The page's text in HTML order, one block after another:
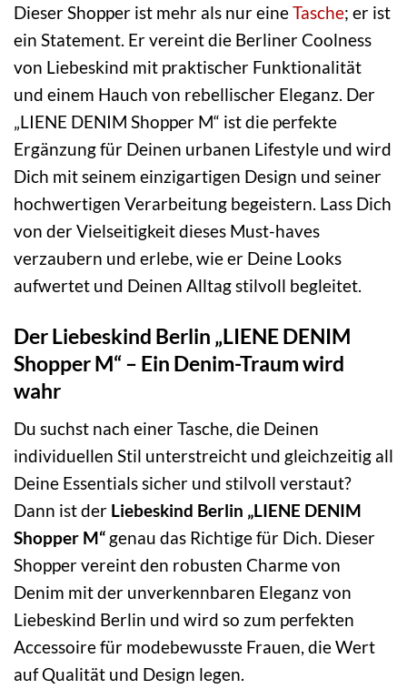
Dieser Shopper ist mehr als nur eineTasche; er ist
ein Statement. Er vereint die Berliner Coolness
von Liebeskind mit praktischer Funktionalität
und einem Hauch von rebellischer Eleganz. Der
„LIENE DENIM Shopper M“ ist die perfekte
Ergänzung für Deinen urbanen Lifestyle und wird
Dich mit seinem einzigartigen Design und seiner
hochwertigen Verarbeitung begeistern. Lass Dich
von der Vielseitigkeit dieses Must-haves
verzaubern und erlebe, wie er Deine Looks
aufwertet und Deinen Alltag stilvoll begleitet.
Der Liebeskind Berlin „LIENE DENIM
Shopper M“ – Ein Denim-Traum wird
wahr
Du suchst nach einer Tasche, die Deinen
individuellen Stil unterstreicht und gleichzeitig all
Deine Essentials sicher und stilvoll verstaut?
Dann ist der Liebeskind Berlin „LIENE DENIM
Shopper M“ genau das Richtige für Dich. Dieser
Shopper vereint den robusten Charme von
Denim mit der unverkennbaren Eleganz von
Liebeskind Berlin und wird so zum perfekten
Accessoire für modebewusste Frauen, die Wert
auf Qualität und Design legen.